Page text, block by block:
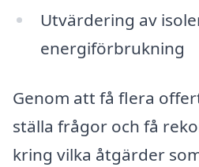
Utvärdering av
energiförbrukning
Genom att få flera
ställa frågor och få
kring vilka åtgärder